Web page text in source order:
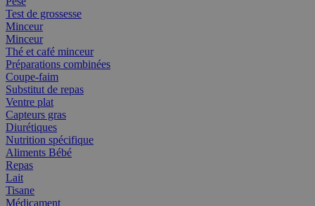
Test de grossesse
Minceur
Minceur
Thé et café minceur
Préparations combinées
Coupe-faim
Substitut de repas
Ventre plat
Capteurs gras
Diurétiques
Nutrition spécifique
Aliments Bébé
Repas
Lait
Tisane
Médicament